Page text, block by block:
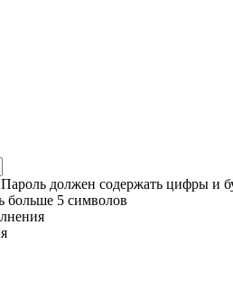
должен содержать цифры и
больше 5 символов